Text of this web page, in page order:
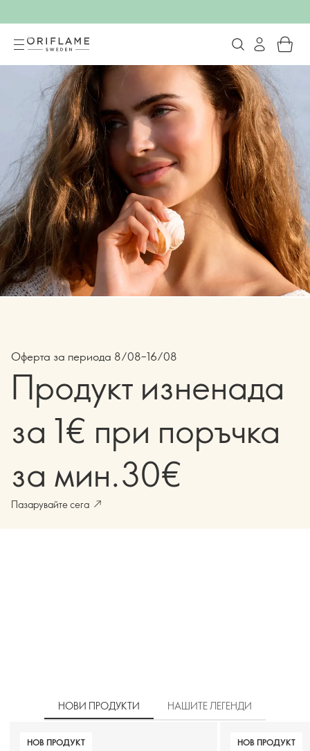
Орифлейм
Оферта за периода 8/08–16/08
Продукт изненада
за 1€ при поръчка
за мин.30€
Пазарувайте сега
НОВИ ПРОДУКТИ НАШИТЕ ЛЕГЕНДИ
НОВ ПРОДУКТ НОВ ПРОДУКТ